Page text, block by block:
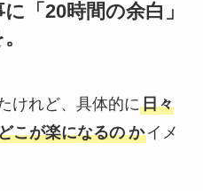
「20時間の余白」
けれど、具体的に日々
こが楽になるの かイメ